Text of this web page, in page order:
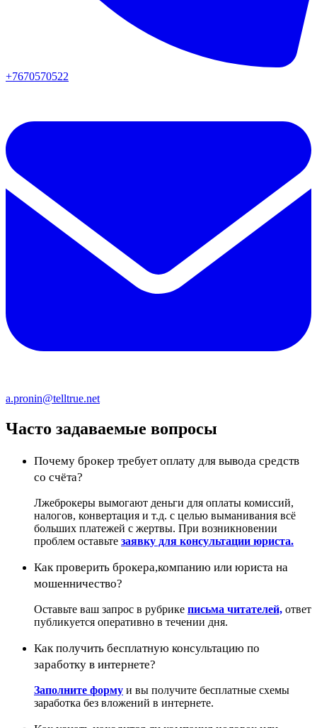
+7670570522
a.pronin@telltrue.net
Часто задаваемые вопросы
Почему брокер требует оплату для вывода средств
со счёта?
Лжеброкеры вымогают деньги для оплаты комиссий,
налогов, конвертация и т.д. с целью выманивания всё
больших платежей с жертвы. При возникновении
проблем оставьте заявку для консультации юриста.
Как проверить брокера,компанию или юриста на
мошенничество?
Оставьте ваш запрос в рубрике письма читателей, ответ
публикуется оперативно в течении дня.
Как получить бесплатную консультацию по
заработку в интернете?
Заполните форму и вы получите бесплатные схемы
заработка без вложений в интернете.